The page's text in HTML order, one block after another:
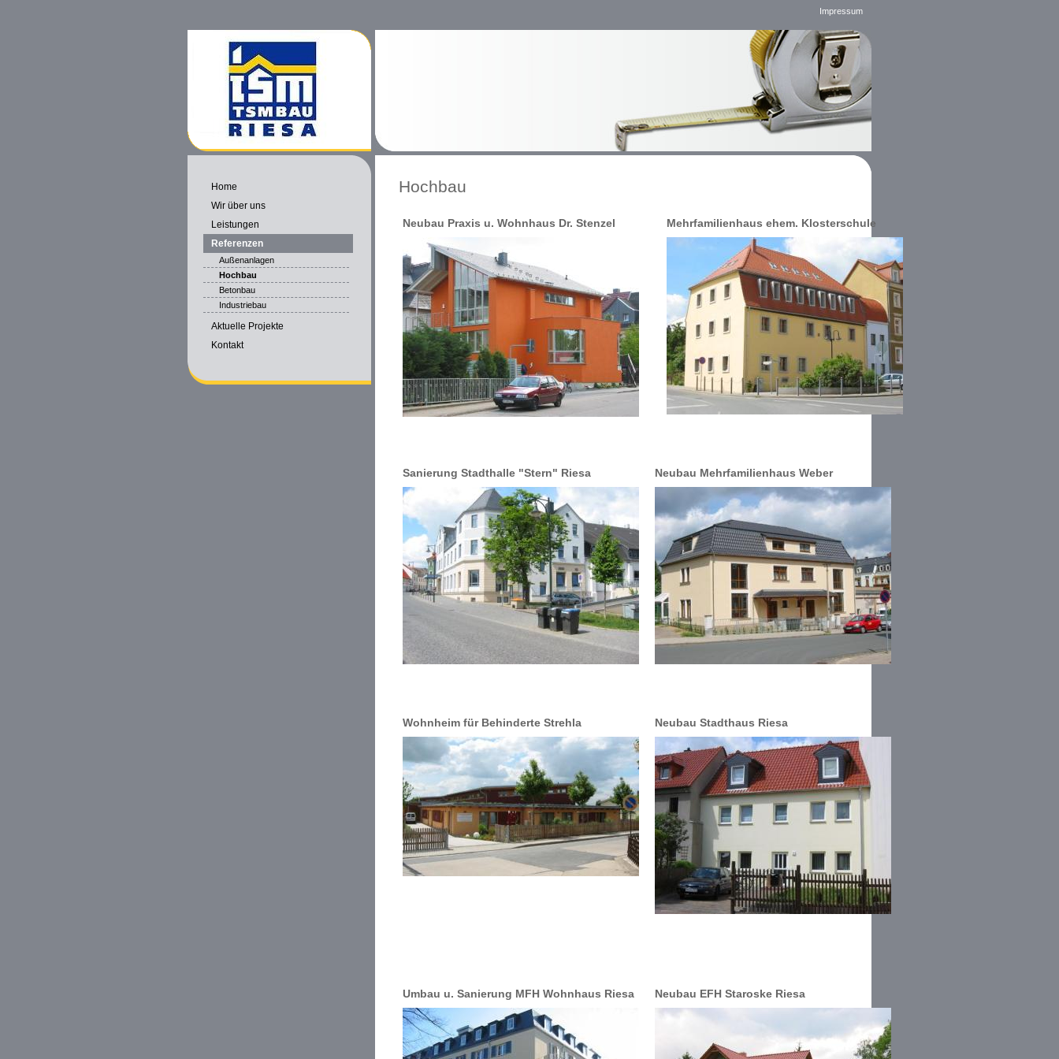
Impressum
Home
Wir über uns
Leistungen
Referenzen
Außenanlagen
Hochbau
Betonbau
Industriebau
Aktuelle Projekte
Kontakt
Hochbau
Neubau Praxis u. Wohnhaus Dr. Stenzel Mehrfamilienhaus ehem. Klosterschule
Sanierung Stadthalle "Stern" Riesa Neubau Mehrfamilienhaus Weber
Wohnheim für Behinderte Strehla Neubau Stadthaus Riesa
Umbau u. Sanierung MFH Wohnhaus Riesa Neubau EFH Staroske Riesa